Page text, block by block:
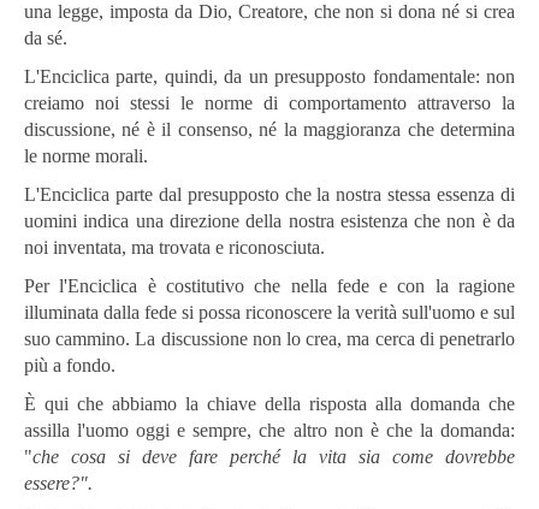
una legge, imposta da Dio, Creatore, che non si dona né si crea
da sé.
L'Enciclica parte, quindi, da un presupposto fondamentale: non
creiamo noi stessi le norme di comportamento attraverso la
discussione, né è il consenso, né la maggioranza che determina
le norme morali.
L'Enciclica parte dal presupposto che la nostra stessa essenza di
uomini indica una direzione della nostra esistenza che non è da
noi inventata, ma trovata e riconosciuta.
Per l'Enciclica è costitutivo che nella fede e con la ragione
illuminata dalla fede si possa riconoscere la verità sull'uomo e sul
suo cammino. La discussione non lo crea, ma cerca di penetrarlo
più a fondo.
È qui che abbiamo la chiave della risposta alla domanda che
assilla l'uomo oggi e sempre, che altro non è che la domanda:
"che cosa si deve fare perché la vita sia come dovrebbe
essere?".